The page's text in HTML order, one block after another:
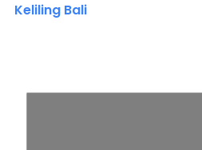
Keliling Bali